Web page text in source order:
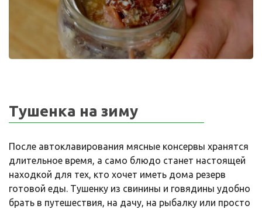
Тушенка на зиму
После автоклавирования мясные консервы хранятся
длительное время, а само блюдо станет настоящей
находкой для тех, кто хочет иметь дома резерв
готовой еды. Тушенку из свинины и говядины удобно
брать в путешествия, на дачу, на рыбалку или просто